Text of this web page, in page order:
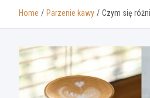
Home Parzenie kawy Czym się